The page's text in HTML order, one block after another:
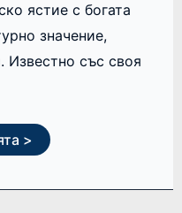
ястие с богата
значение,
Известно със своя
>